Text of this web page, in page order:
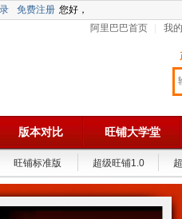
您好，
免费注册
阿里巴巴首页
我
版本对比 旺铺大学堂
旺铺标准版 超级旺铺1.0